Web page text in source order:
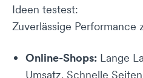
Ideen testest:
Zuverlässige Performance
Online-Shops: Lange
Umsatz. Schnelle